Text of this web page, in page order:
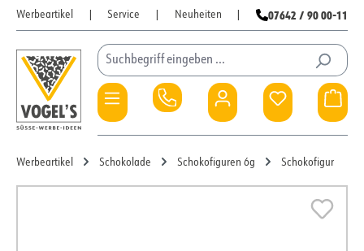
Zum Hauptinhalt springen
Werbeartikel Service Neuheiten 07642 / 90 00-11
Du hast 0
Werbeartikel Schokolade Schokofiguren 6g Schokofigur